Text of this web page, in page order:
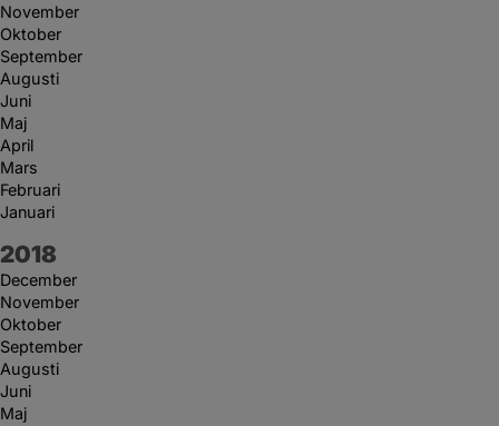
November
Oktober
September
Augusti
Juni
Maj
April
Mars
Februari
Januari
År:
2018
December
November
Oktober
September
Augusti
Juni
Maj